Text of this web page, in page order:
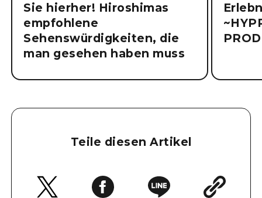
Sie hierher! Hiroshimas
empfohlene
Sehenswürdigkeiten, die
man gesehen haben muss
Teile diesen Artikel